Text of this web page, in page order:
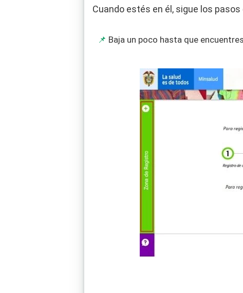
Cuando estés en él, sigue los
Baja un poco hasta que